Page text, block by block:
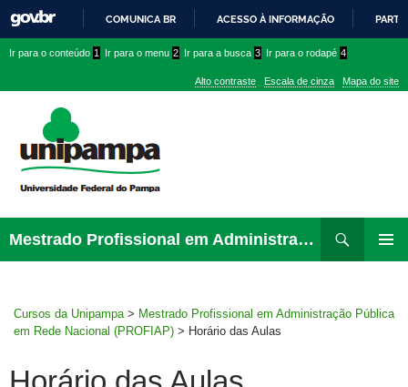
PARA
CONTEÚDO
COMUNICA BR ACESSO À INFORMAÇÃO
conteúdo
menu
superior
menu
Ir para o conteúdo 1 Ir para o menu 2 Ir para a busca 3 Ir para o rodapé 4
Alto contraste Escala de cinza Mapa do site
Mestrado Profissional em Administração Pública em Rede Nacional (PROFIAP)
para
Cursos da Unipampa > Mestrado Profissional em Administração Pública
em Rede Nacional (PROFIAP) > Horário das Aulas